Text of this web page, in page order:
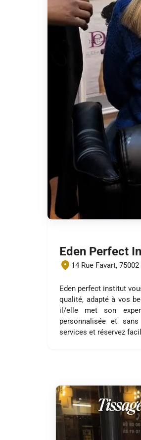
Eden Perfect
14 Rue Favart,
Eden perfect institut
qualité, adapté à vos
il/elle met son
personnalisée et
services et réservez